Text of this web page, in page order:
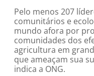
Pelo menos 207
comunitários e
mundo afora por
comunidades dos
agricultura em
que ameaçam sua
indica a ONG.